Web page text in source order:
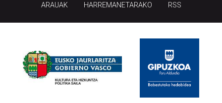
ARAUAK HARREMANETARAKO RSS